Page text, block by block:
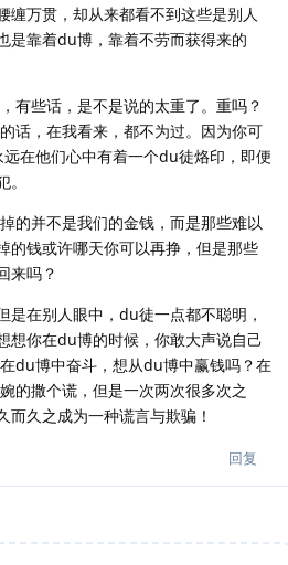
缠万贯，却从来都看不到这些是别人
是靠着du博，靠着不劳而获得来的
有些话，是不是说的太重了。重吗？
话，在我看来，都不为过。因为你可
在他们心中有着一个du徒烙印，即便
的并不是我们的金钱，而是那些难以
的钱或许哪天你可以再挣，但是那些
来吗？
是在别人眼中，du徒一点都不聪明，
想你在du博的时候，你敢大声说自己
du博中奋斗，想从du博中赢钱吗？在
的撒个谎，但是一次两次很多次之
而久之成为一种谎言与欺骗！
回复